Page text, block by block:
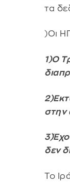
τα
)Οι
1)Ο
στην
δεν
Το